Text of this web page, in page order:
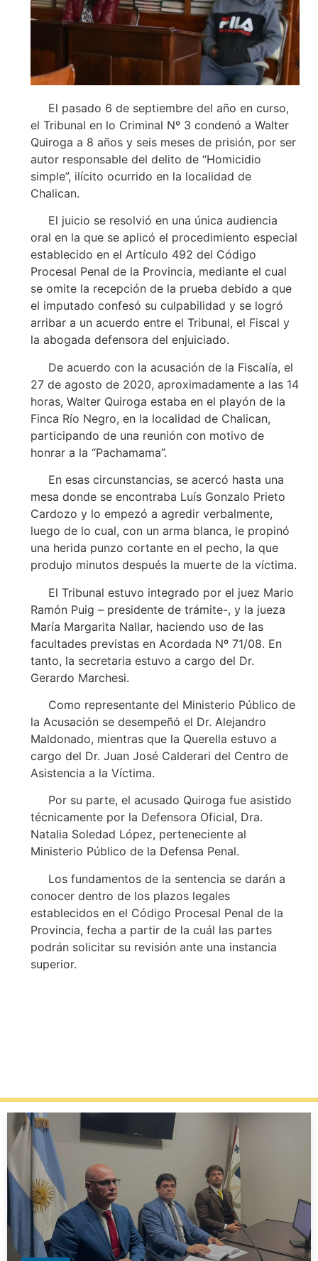
El pasado 6 de septiembre del año en curso,
el Tribunal en lo Criminal Nº 3 condenó a Walter
Quiroga a 8 años y seis meses de prisión, por ser
autor responsable del delito de “Homicidio
simple”, ilícito ocurrido en la localidad de
Chalican.
El juicio se resolvió en una única audiencia
oral en la que se aplicó el procedimiento especial
establecido en el Artículo 492 del Código
Procesal Penal de la Provincia, mediante el cual
se omite la recepción de la prueba debido a que
el imputado confesó su culpabilidad y se logró
arribar a un acuerdo entre el Tribunal, el Fiscal y
la abogada defensora del enjuiciado.
De acuerdo con la acusación de la Fiscalía, el
27 de agosto de 2020, aproximadamente a las 14
horas, Walter Quiroga estaba en el playón de la
Finca Río Negro, en la localidad de Chalican,
participando de una reunión con motivo de
honrar a la “Pachamama”.
En esas circunstancias, se acercó hasta una
mesa donde se encontraba Luís Gonzalo Prieto
Cardozo y lo empezó a agredir verbalmente,
luego de lo cual, con un arma blanca, le propinó
una herida punzo cortante en el pecho, la que
produjo minutos después la muerte de la víctima.
El Tribunal estuvo integrado por el juez Mario
Ramón Puig – presidente de trámite-, y la jueza
María Margarita Nallar, haciendo uso de las
facultades previstas en Acordada Nº 71/08. En
tanto, la secretaria estuvo a cargo del Dr.
Gerardo Marchesi.
Como representante del Ministerio Público de
la Acusación se desempeñó el Dr. Alejandro
Maldonado, mientras que la Querella estuvo a
cargo del Dr. Juan José Calderari del Centro de
Asistencia a la Víctima.
Por su parte, el acusado Quiroga fue asistido
técnicamente por la Defensora Oficial, Dra.
Natalia Soledad López, perteneciente al
Ministerio Público de la Defensa Penal.
Los fundamentos de la sentencia se darán a
conocer dentro de los plazos legales
establecidos en el Código Procesal Penal de la
Provincia, fecha a partir de la cuál las partes
podrán solicitar su revisión ante una instancia
superior.